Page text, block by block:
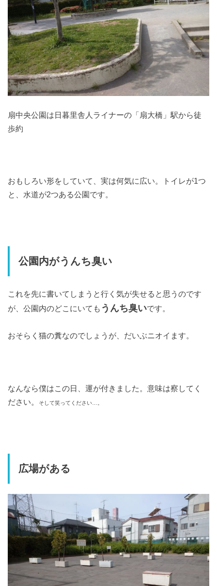
扇中央公園は日暮里舎人ライナーの「扇大橋」駅から徒
歩約
おもしろい形をしていて、実は何気に広い。トイレが1つ
と、水道が2つある公園です。
公園内がうんち臭い
これを先に書いてしまうと行く気が失せると思うのです
が、公園内のどこにいても うんち臭いです。
おそらく猫の糞なのでしょうが、だいぶニオイます。
なんなら僕はこの日、運が付きました。意味は察してく
ださい。
そして笑ってください…。
広場がある